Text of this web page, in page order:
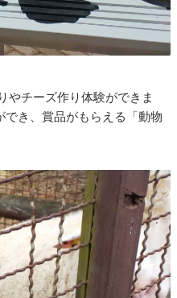
やチーズ作り体験ができま
き、賞品がもらえる「動物